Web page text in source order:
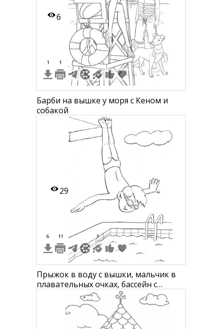
6
1 1
Барби на вышке у моря с Кеном и
собакой
29
6 11 1
Прыжок в воду с вышки, мальчик в
плавательных очках, бассейн с
лестницей и облако